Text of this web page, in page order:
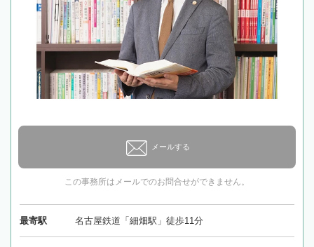
メールする
この事務所はメールでのお問合せができません。
最寄駅 名古屋鉄道「細畑駅」徒歩11分